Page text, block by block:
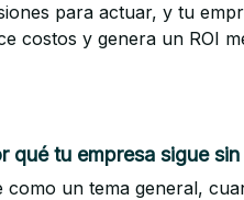
para actuar, y tu
costos y genera un ROI
tu empresa sigue
un tema general,